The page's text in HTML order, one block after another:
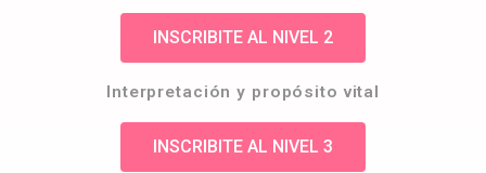
INSCRIBITE AL NIVEL 2
Interpretación y propósito vital
INSCRIBITE AL NIVEL 3